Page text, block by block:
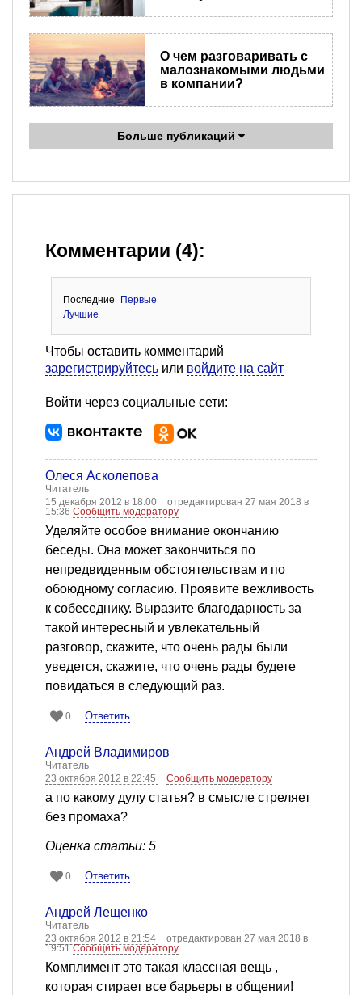
О чем разговаривать с
малознакомыми людьми
в компании?
Больше публикаций
Комментарии (4):
Последние
Первые
Лучшие
Чтобы оставить комментарий
зарегистрируйтесь или войдите на сайт
Войти через социальные сети:
Олеся Асколепова
Читатель
15 декабря 2012 в 18:00
отредактирован 27 мая 2018 в
15:36Сообщить модератору
Уделяйте особое внимание окончанию
беседы. Она может закончиться по
непредвиденным обстоятельствам и по
обоюдному согласию. Проявите вежливость
к собеседнику. Выразите благодарность за
такой интересный и увлекательный
разговор, скажите, что очень рады были
уведется, скажите, что очень рады будете
повидаться в следующий раз.
0 Ответить
Андрей Владимиров
Читатель
23 октября 2012 в 22:45
Сообщить модератору
а по какому дулу статья? в смысле стреляет
без промаха?
Оценка статьи: 5
0 Ответить
Андрей Лещенко
Читатель
23 октября 2012 в 21:54
отредактирован 27 мая 2018 в
19:51Сообщить модератору
Комплимент это такая классная вещь ,
которая стирает все барьеры в общении!